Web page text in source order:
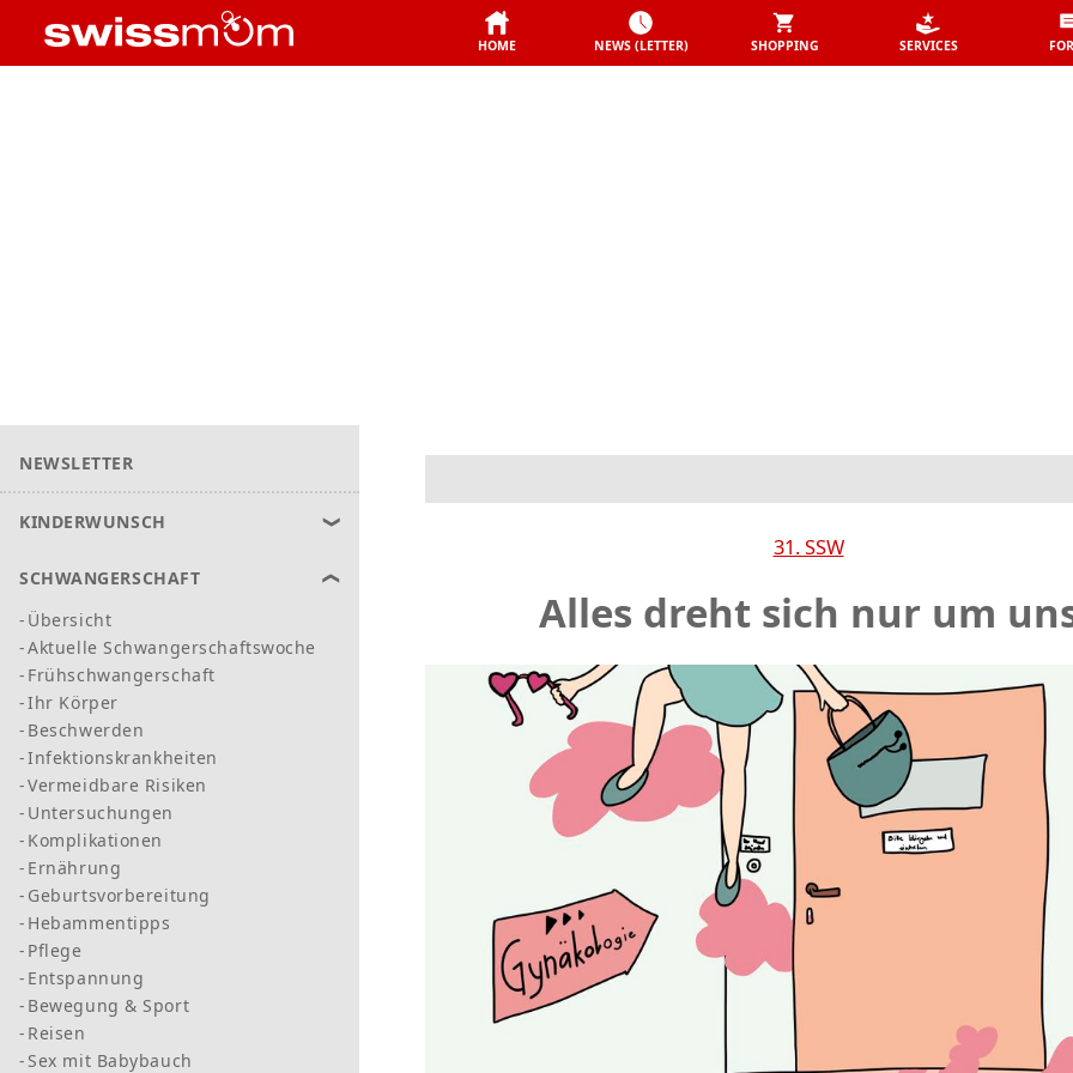
HOME NEWS (LETTER) SHOPPING SERVICES
NEWSLETTER
KINDERWUNSCH
SCHWANGERSCHAFT
Übersicht
Aktuelle Schwangerschaftswoche
Frühschwangerschaft
Ihr Körper
Beschwerden
Infektionskrankheiten
Vermeidbare Risiken
Untersuchungen
Komplikationen
Ernährung
Geburtsvorbereitung
Hebammentipps
Pflege
Entspannung
Bewegung & Sport
Reisen
Sex mit Babybauch
31. SSW
Alles dreht sich nur um